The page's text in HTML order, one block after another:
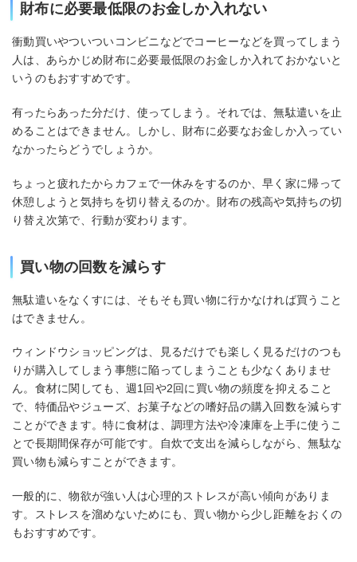
財布に必要最低限のお金しか入れない
衝動買いやついついコンビニなどでコーヒーなどを買ってしまう
人は、あらかじめ財布に必要最低限のお金しか入れておかないと
いうのもおすすめです。
有ったらあった分だけ、使ってしまう。それでは、無駄遣いを止
めることはできません。しかし、財布に必要なお金しか入ってい
なかったらどうでしょうか。
ちょっと疲れたからカフェで一休みをするのか、早く家に帰って
休憩しようと気持ちを切り替えるのか。財布の残高や気持ちの切
り替え次第で、行動が変わります。
買い物の回数を減らす
無駄遣いをなくすには、そもそも買い物に行かなければ買うこと
はできません。
ウィンドウショッピングは、見るだけでも楽しく見るだけのつも
りが購入してしまう事態に陥ってしまうことも少なくありませ
ん。食材に関しても、週1回や2回に買い物の頻度を抑えること
で、特価品やジューズ、お菓子などの嗜好品の購入回数を減らす
ことができます。特に食材は、調理方法や冷凍庫を上手に使うこ
とで長期間保存が可能です。自炊で支出を減らしながら、無駄な
買い物も減らすことができます。
一般的に、物欲が強い人は心理的ストレスが高い傾向がありま
す。ストレスを溜めないためにも、買い物から少し距離をおくの
もおすすめです。